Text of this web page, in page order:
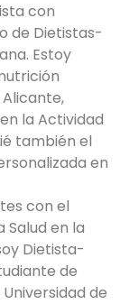
con
de Dietistas-
Estoy
la Actividad
también el
en
con el
Salud en la
Dietista-
de
de